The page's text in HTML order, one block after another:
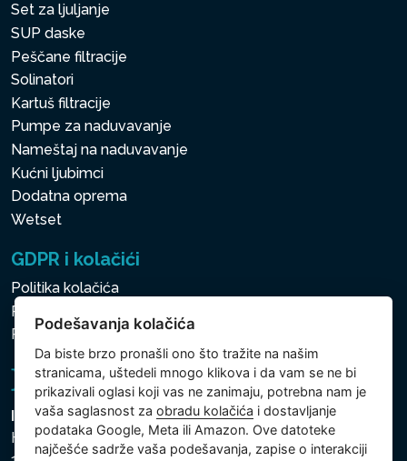
Set za ljuljanje
SUP daske
Peščane filtracije
Solinatori
Kartuš filtracije
Pumpe za naduvavanje
Nameštaj na naduvavanje
Kućni ljubimci
Dodatna oprema
Wetset
GDPR i kolačići
Politika kolačića
Politika zaštite ličnih i drugih obrađivanih podataka
Politika kolačića
Intex Trading, s.r.o.
Hradecká 2526/3
Podešavanja kolačića
Da biste brzo pronašli ono što tražite na našim
stranicama, uštedeli mnogo klikova i da vam se ne bi
prikazivali oglasi koji vas ne zanimaju, potrebna nam je
vaša saglasnost zaobradu kolačića i dostavljanje
podataka Google, Meta ili Amazon. Ove datoteke
najčešće sadrže vaša podešavanja, zapise o interakciji